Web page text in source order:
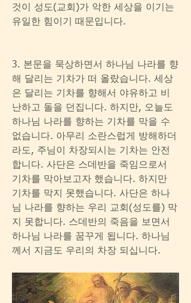
것이 성도(교회)가 악한 세상을 이기는
유일한 힘이기 때문입니다.
3. 본문을 묵상하면서 하나님 나라를 향
해 달리는 기차가 떠 올랐습니다. 세상
은 달리는 기차를 향해서 야유하고 비
난하고 돌을 던집니다. 하지만, 오늘도
하나님 나라를 향하는 기차를 막을 수
없습니다. 아무리 소란스럽게 방해하더
라도, 주님이 차장되시는 기차는 안전
합니다. 사단은 스데반을 죽임으로서
기차를 막아보고자 했습니다. 하지만
기차를 막지 못했습니다. 사단은 하나
님 나라를 향하는 우리 교회(성도를) 막
지 못합니다. 스데반의 죽음을 보면서
하나님 나라를 꿈꾸게 됩니다. 하나님
께서 지금도 우리의 차장 되십니다.